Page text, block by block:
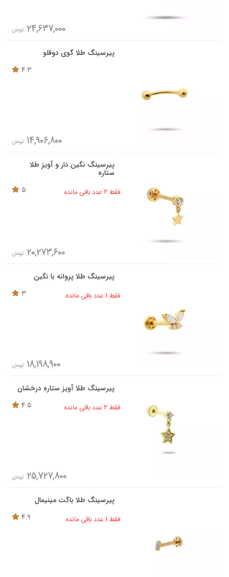
24,637,000 تومان
پیرسینگ طلا گوی دوقلو
4.3
14,906,800 تومان
پیرسینگ نگین دار و آویز طلا
ستاره
فقط 2 عدد باقی مانده
5
20,273,600 تومان
پیرسینگ طلا پروانه با نگین
فقط 1 عدد باقی مانده
3
18,198,900 تومان
پیرسینگ طلا آویز ستاره درخشان
فقط 2 عدد باقی مانده
4.5
25,727,800 تومان
پیرسینگ طلا باگت مینیمال
فقط 1 عدد باقی مانده
4.9